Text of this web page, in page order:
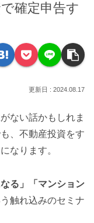
確定申告す
2024.08.17
ない話かもしれま
、不動産投資をす
なります。
る」「マンション
触れ込みのセミナ